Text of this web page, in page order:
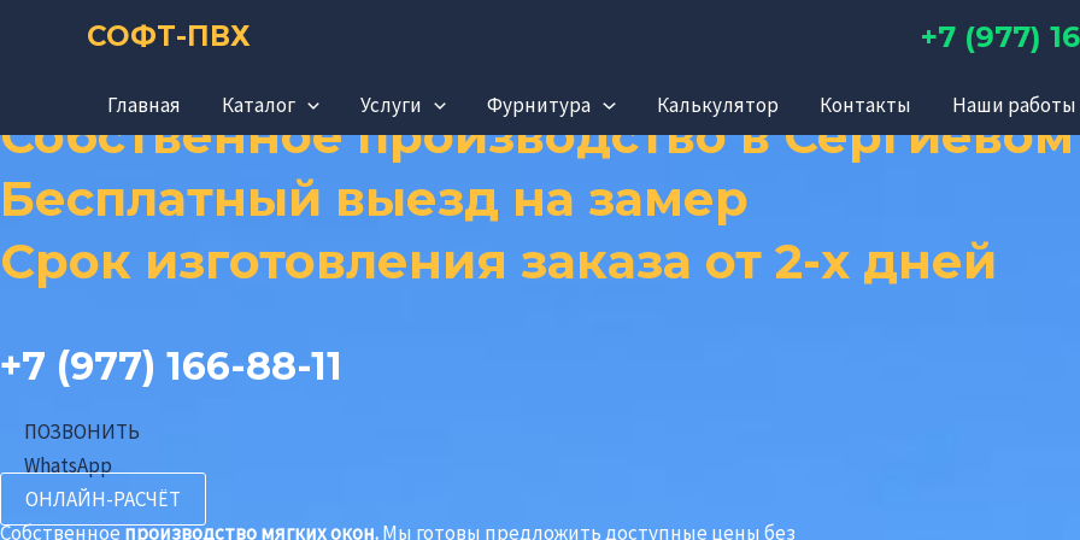
СОФТ-ПВХ +7 (977)
Главная Каталог Услуги Фурнитура Калькулятор Контакты Наши работы
Мягкие окна для беседок и
Собственное производство в
Бесплатный выезд на замер
Срок изготовления заказа от 2-х дней
+7 (977) 166-88-11
ПОЗВОНИТЬ
WhatsApp
ОНЛАЙН-РАСЧЁТ
Собственноепроизводство мягких окон.Мы готовы предложить доступные цены без